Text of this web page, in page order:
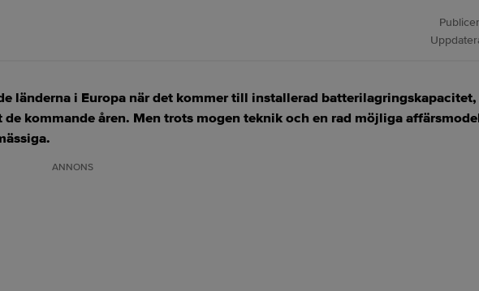
länderna i Europa när det kommer till installerad
kommande åren. Men trots mogen teknik och en rad möjliga
ANNONS